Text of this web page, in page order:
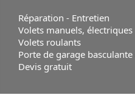
Réparation - Entretien
Volets manuels, électriques
Volets roulants
Porte de garage
Devis gratuit